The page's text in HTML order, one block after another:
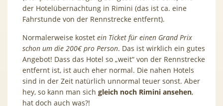
der Hotelübernachtung in Rimini (das ist ca. eine
Fahrstunde von der Rennstrecke entfernt).
Normalerweise kostet ein Ticket für einen Grand Prix
schon um die 200€ pro Person. Das ist wirklich ein gutes
Angebot! Dass das Hotel so „weit“ von der Rennstrecke
entfernt ist, ist auch eher normal. Die nahen Hotels
sind in der Zeit natürlich unnormal teuer sonst. Aber
hey, so kann man sich gleich noch Rimini ansehen,
hat doch auch was?!